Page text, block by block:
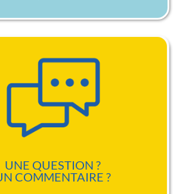
UNE QUESTION ?
COMMENTAIRE ?